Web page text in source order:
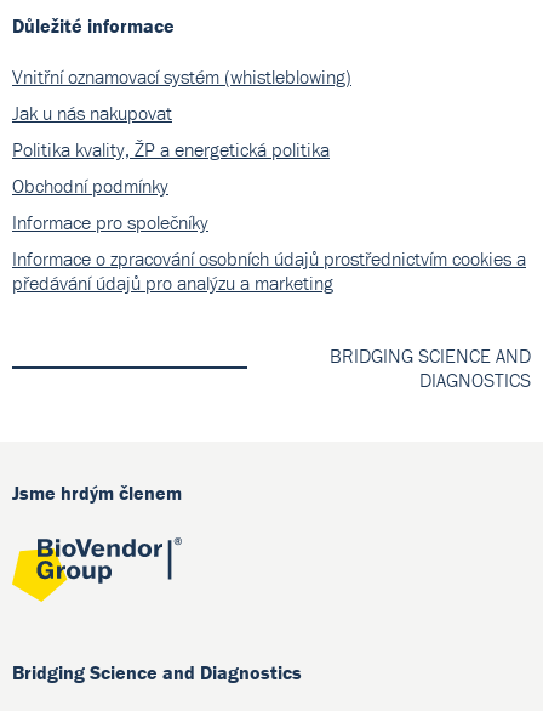
Důležité informace
Vnitřní oznamovací systém (whistleblowing)
Jak u nás nakupovat
Politika kvality, ŽP a energetická politika
Obchodní podmínky
Informace pro společníky
Informace o zpracování osobních údajů prostřednictvím cookies a
předávání údajů pro analýzu a marketing
BRIDGING SCIENCE AND
DIAGNOSTICS
Jsme hrdým členem
Bridging Science and Diagnostics